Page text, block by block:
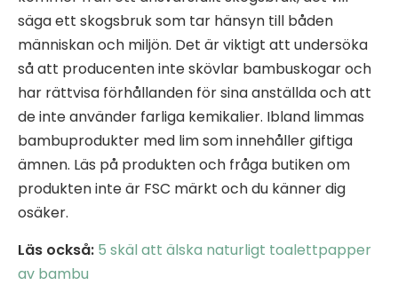
säga ett skogsbruk som tar hänsyn till båden
människan och miljön. Det är viktigt att undersöka
så att producenten inte skövlar bambuskogar och
har rättvisa förhållanden för sina anställda och att
de inte använder farliga kemikalier. Ibland limmas
bambuprodukter med lim som innehåller giftiga
ämnen. Läs på produkten och fråga butiken om
produkten inte är FSC märkt och du känner dig
osäker.
Läs också: 5 skäl att älska naturligt toalettpapper
av bambu